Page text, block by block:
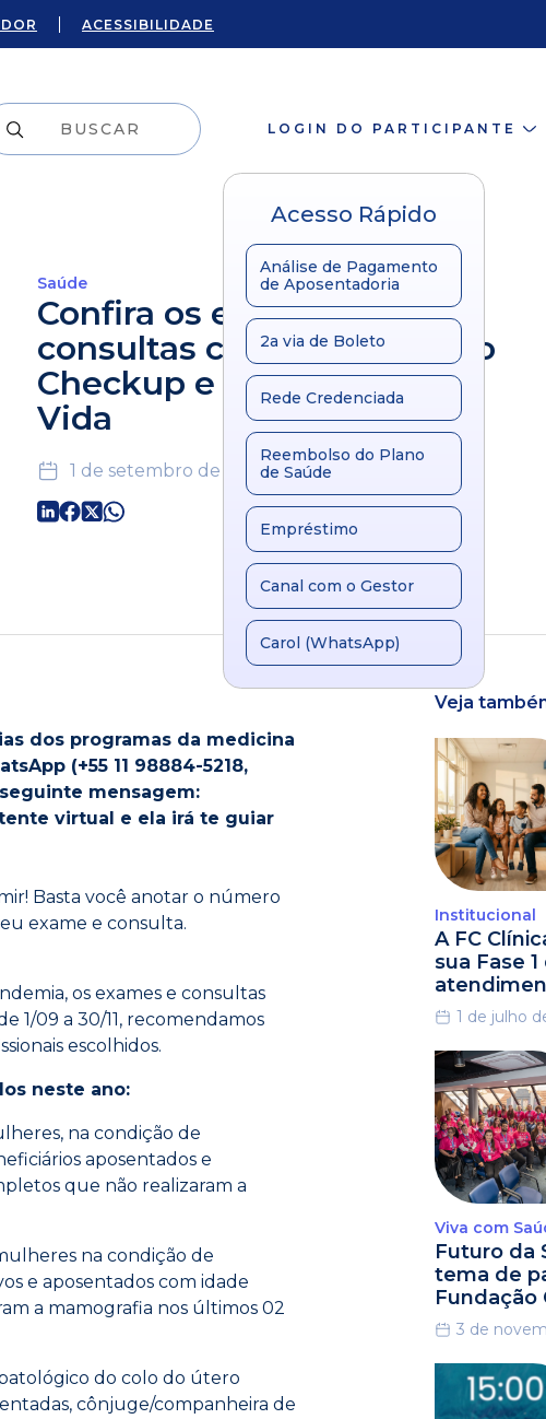
ACESSIBILIDADE
LOGIN DO PARTICIPANTE
Acesso Rápido
Análise de Pagamento
de Aposentadoria
2a via de Boleto
Rede Credenciada
Reembolso do Plano
de Saúde
Empréstimo
Canal com o Gestor
Carol (WhatsApp)
Saúde
Confira os exames e
consultas contemplados no
Checkup e Programa Mais
Vida
1 de setembro de 2020
dos programas da medicina
(+55 11 98884-5218,
mensagem:
virtual e ela irá te guiar
Basta você anotar o número
exame e consulta.
os exames e consultas
1/09 a 30/11, recomendamos
escolhidos.
neste ano:
na condição de
aposentados e
que não realizaram a
na condição de
e aposentados com idade
a mamografia nos últimos 02
do colo do útero
cônjuge/companheira de
Veja
Institucional
A FC
sua Fase 1
1 de julho
Viva com
Futuro da
tema de
Fundação
3 de